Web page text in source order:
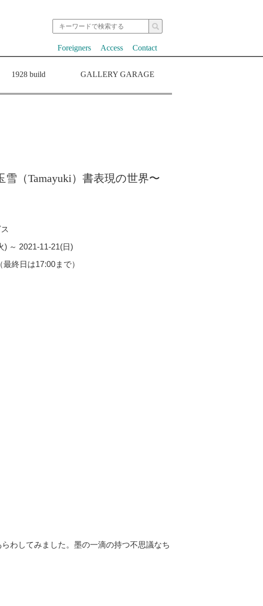
Foreigners Access Contact
1928 build GALLERY GARAGE
（Tamayuki）書表現の世界〜
) ～ 2021-11-21(日)
終日は17:00まで）
わしてみました。墨の一滴の持つ不思議なち